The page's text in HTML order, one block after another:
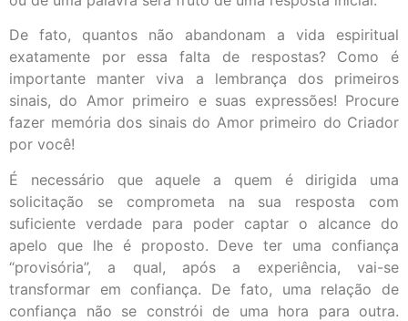
De fato, quantos não abandonam a vida espiritual
exatamente por essa falta de respostas? Como é
importante manter viva a lembrança dos primeiros
sinais, do Amor primeiro e suas expressões! Procure
fazer memória dos sinais do Amor primeiro do Criador
por você!
É necessário que aquele a quem é dirigida uma
solicitação se comprometa na sua resposta com
suficiente verdade para poder captar o alcance do
apelo que lhe é proposto. Deve ter uma confiança
“provisória”, a qual, após a experiência, vai-se
transformar em confiança. De fato, uma relação de
confiança não se constrói de uma hora para outra.